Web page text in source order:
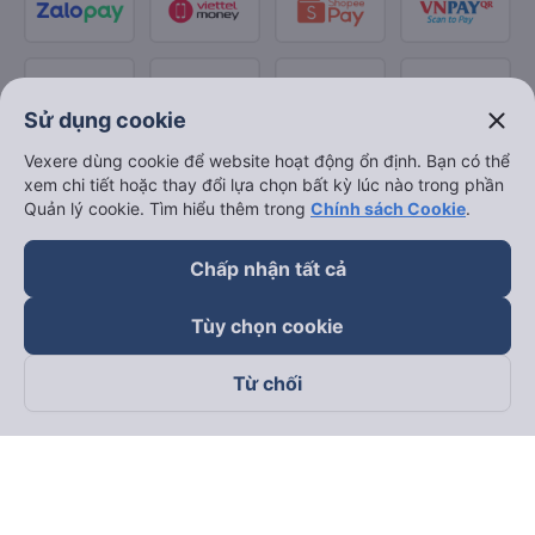
Theo dõi chúng tôi trên
Sử dụng cookie close
Vexere dùng cookie để website hoạt động ổn định. Bạn có thể
xem chi tiết hoặc thay đổi lựa chọn bất kỳ lúc nào trong phần
Quản lý cookie. Tìm hiểu thêm trong Chính sách Cookie.
Chấp nhận tất cả
Tùy chọn cookie
Từ chối